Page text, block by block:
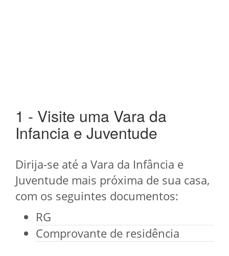
1 - Visite uma Vara da
Infancia e Juventude
Dirija-se até a Vara da Infância e
Juventude mais próxima de sua casa,
com os seguintes documentos:
RG
Comprovante de residência